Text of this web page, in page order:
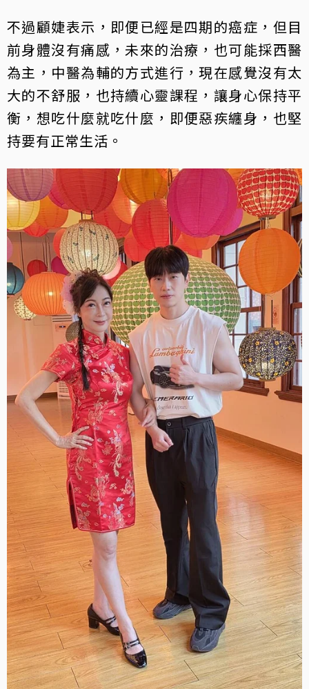
不過顧婕表示，即便已經是四期的癌症，但目
前身體沒有痛感，未來的治療，也可能採西醫
為主，中醫為輔的方式進行，現在感覺沒有太
大的不舒服，也持續心靈課程，讓身心保持平
衡，想吃什麼就吃什麼，即便惡疾纏身，也堅
持要有正常生活。